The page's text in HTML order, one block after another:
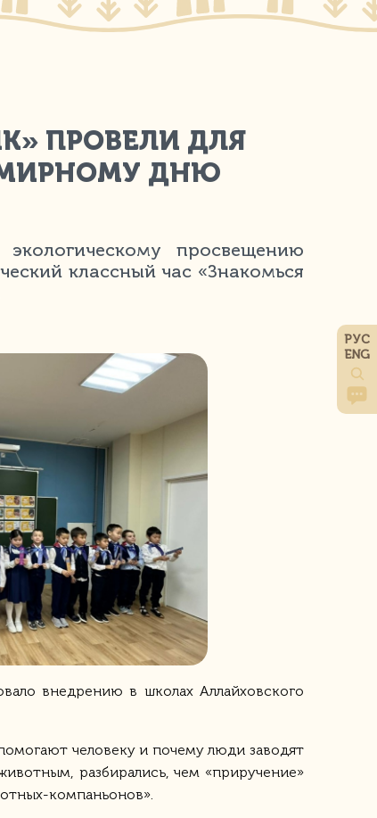
РУС
ENG
ПРОВЕЛИ ДЛЯ
ДНЮ
просвещению
классный час «Знакомься
внедрению в школах Аллайховского
человеку и почему люди заводят
разбирались, чем «приручение»
компаньонов».